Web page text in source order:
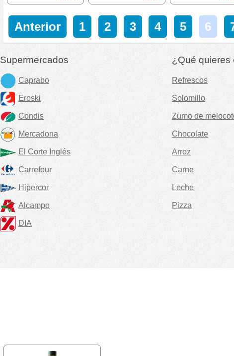
Anterior 1 2 3 4 5 6
Supermercados
Caprabo
Eroski
Condis
Mercadona
El Corte Inglés
Carrefour
Hipercor
Alcampo
DIA
¿Qué quieres
Refrescos
Solomillo
Zumo de
Chocolate
Arroz
Carne
Leche
Pizza